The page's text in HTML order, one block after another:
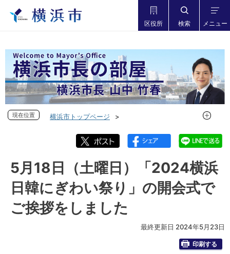
区役所 検索 メニュー
現在位置
横浜市トップページ
フォトダイアリー 2024年度
フォトダイアリー 2024年5月
5月18日（土曜日）「2024横浜日韓にぎわい祭り」の開会式
でご挨拶をしました
現在位
5月18日（土曜日）「2024横浜
日韓にぎわい祭り」の開会式で
ご挨拶をしました
最終更新日 2024年5月23日
印刷する